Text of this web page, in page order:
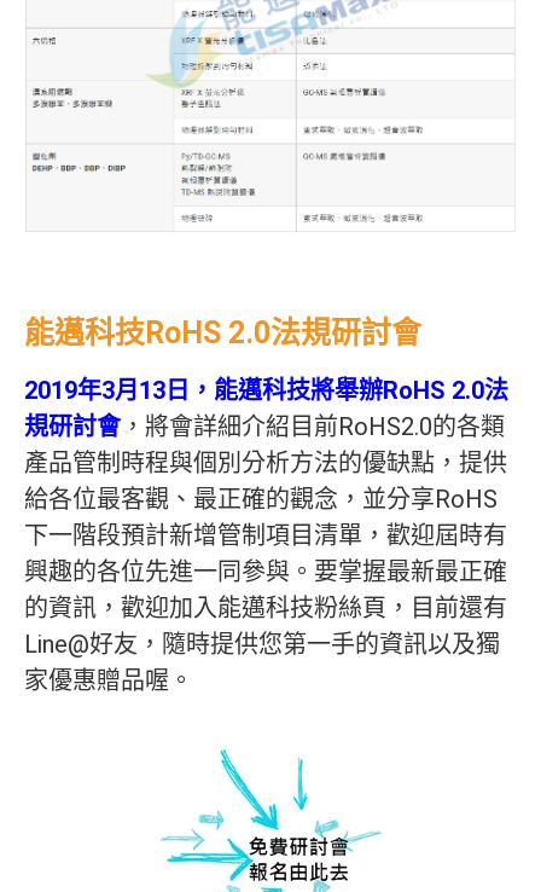
能邁科技RoHS 2.0法規研討會
2019年3月13日，能邁科技將舉辦RoHS 2.0法
規研討會，將會詳細介紹目前RoHS2.0的各類
產品管制時程與個別分析方法的優缺點，提供
給各位最客觀、最正確的觀念，並分享RoHS
下一階段預計新增管制項目清單，歡迎屆時有
興趣的各位先進一同參與。要掌握最新最正確
的資訊，歡迎加入能邁科技粉絲頁，目前還有
Line@好友，隨時提供您第一手的資訊以及獨
家優惠贈品喔。